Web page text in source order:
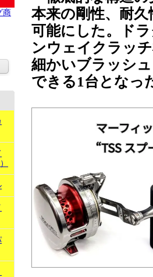
商
本来の剛性、耐
可能にした。ド
ンウェイクラッ
細かいブラッシ
できる1台となっ